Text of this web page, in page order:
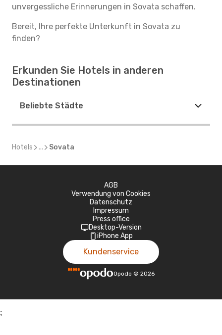
unvergessliche Erinnerungen in Sovata schaffen.
Bereit, Ihre perfekte Unterkunft in Sovata zu
finden?
Erkunden Sie Hotels in anderen
Destinationen
Beliebte Städte
Hotels ... Sovata
AGB
Verwendung von Cookies
Datenschutz
Impressum
Press office
Desktop-Version
iPhone App
Kundenservice
Opodo © 2026
;